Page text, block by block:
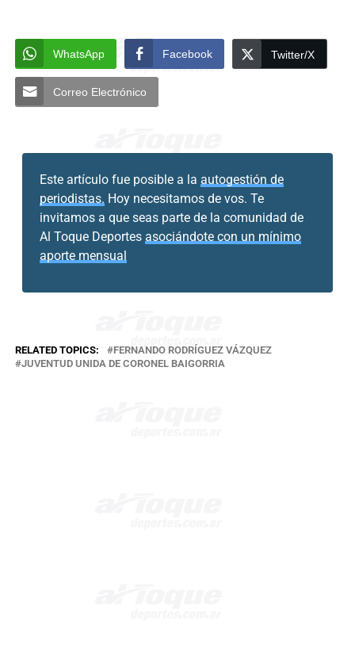
WhatsApp Facebook Twitter/X
Correo Electrónico
Este artículo fue posible a la autogestión de
periodistas. Hoy necesitamos de vos. Te
invitamos a que seas parte de la comunidad de
Al Toque Deportes asociándote con un mínimo
aporte mensual
RELATED TOPICS:
FERNANDO RODRÍGUEZ VÁZQUEZ
JUVENTUD UNIDA DE CORONEL BAIGORRIA